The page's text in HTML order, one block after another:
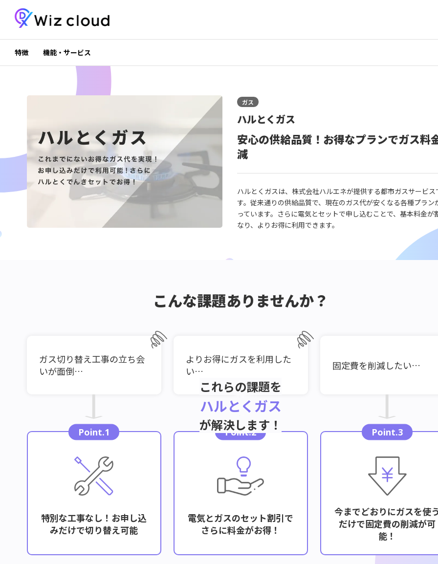
特徴 機能・サービス
ガス
ハルとくガス
安心の供給品質！お得なプランでガス料
減
ハルとくガスは、株式会社ハルエネが提供する都市ガスサービス
す。従来通りの供給品質で、現在のガス代が安くなる各種プラン
っています。さらに電気とセットで申し込むことで、基本料金が
なり、よりお得に利用できます。
こんな課題ありませんか？
ガス切り替え工事の立ち会
いが面倒…
Point.1
特別な工事なし！お申し込
みだけで切り替え可能
よりお得にガスを利用した
い…
これらの課題を
ハルとくガス
が解決します！
Point.2
電気とガスのセット割引で
さらに料金がお得！
固定費を削減したい…
Point.3
今までどおりにガスを使
だけで固定費の削減が可
能！